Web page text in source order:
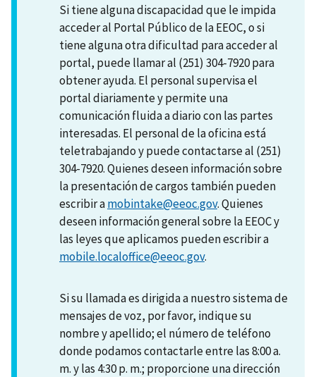
Si tiene alguna discapacidad que le impida
acceder al Portal Público de la EEOC, o si
tiene alguna otra dificultad para acceder al
portal, puede llamar al (251) 304-7920 para
obtener ayuda. El personal supervisa el
portal diariamente y permite una
comunicación fluida a diario con las partes
interesadas. El personal de la oficina está
teletrabajando y puede contactarse al (251)
304-7920. Quienes deseen información sobre
la presentación de cargos también pueden
escribir amobintake@eeoc.gov. Quienes
deseen información general sobre la EEOC y
las leyes que aplicamos pueden escribir a
mobile.localoffice@eeoc.gov.
Si su llamada es dirigida a nuestro sistema de
mensajes de voz, por favor, indique su
nombre y apellido; el número de teléfono
donde podamos contactarle entre las 8:00 a.
m. y las 4:30 p. m.; proporcione una dirección